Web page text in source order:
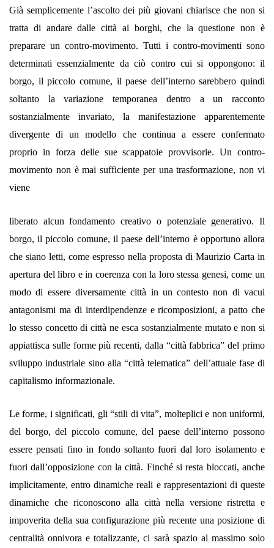
Già semplicemente l’ascolto dei più giovani chiarisce che non si
tratta di andare dalle città ai borghi, che la questione non è
preparare un contro-movimento. Tutti i contro-movimenti sono
determinati essenzialmente da ciò contro cui si oppongono: il
borgo, il piccolo comune, il paese dell’interno sarebbero quindi
soltanto la variazione temporanea dentro a un racconto
sostanzialmente invariato, la manifestazione apparentemente
divergente di un modello che continua a essere confermato
proprio in forza delle sue scappatoie provvisorie. Un contro-
movimento non è mai sufficiente per una trasformazione, non vi
viene
liberato alcun fondamento creativo o potenziale generativo. Il
borgo, il piccolo comune, il paese dell’interno è opportuno allora
che siano letti, come espresso nella proposta di Maurizio Carta in
apertura del libro e in coerenza con la loro stessa genesi, come un
modo di essere diversamente città in un contesto non di vacui
antagonismi ma di interdipendenze e ricomposizioni, a patto che
lo stesso concetto di città ne esca sostanzialmente mutato e non si
appiattisca sulle forme più recenti, dalla “città fabbrica” del primo
sviluppo industriale sino alla “città telematica” dell’attuale fase di
capitalismo informazionale.
Le forme, i significati, gli “stili di vita”, molteplici e non uniformi,
del borgo, del piccolo comune, del paese dell’interno possono
essere pensati fino in fondo soltanto fuori dal loro isolamento e
fuori dall’opposizione con la città. Finché si resta bloccati, anche
implicitamente, entro dinamiche reali e rappresentazioni di queste
dinamiche che riconoscono alla città nella versione ristretta e
impoverita della sua configurazione più recente una posizione di
centralità onnivora e totalizzante, ci sarà spazio al massimo solo